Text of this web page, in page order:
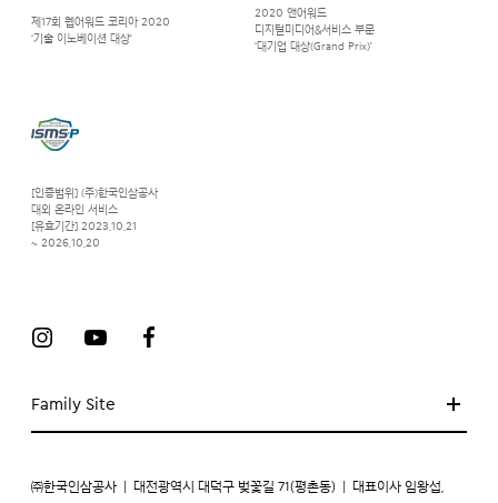
Family Site
제17회 웹어워드 코리아 2020
‘기술 이노베이션 대상’
2020 앤어워드
디지털미디어&서비스 부문
‘대기업 대상(Grand Prix)’
[인증범위] (주)한국인삼공사
대외 온라인 서비스
[유효기간] 2023.10.21
~ 2026.10.20
㈜한국인삼공사 대전광역시 대덕구 벚꽃길 71(평촌동) 대표이사 임왕섭,